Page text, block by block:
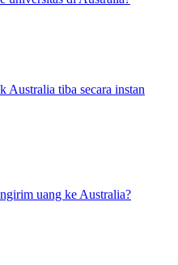
Australia tiba secara instan
uang ke Australia?